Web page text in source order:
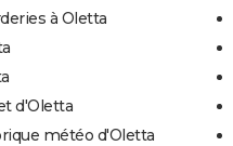
à Oletta
d'Oletta
météo d'Oletta